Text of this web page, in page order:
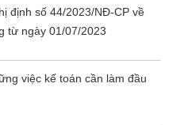
định số 44/2023/NĐ-CP về
từ ngày 01/07/2023
việc kế toán cần làm đầu